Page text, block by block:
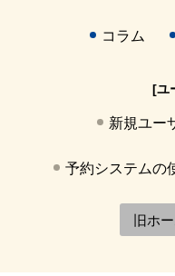
コラム
[ユ
新規ユー
予約システムの
旧ホ